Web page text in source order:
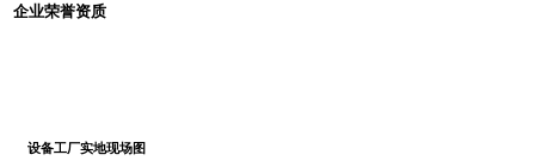
企业荣誉资质
设备工厂实地现场图